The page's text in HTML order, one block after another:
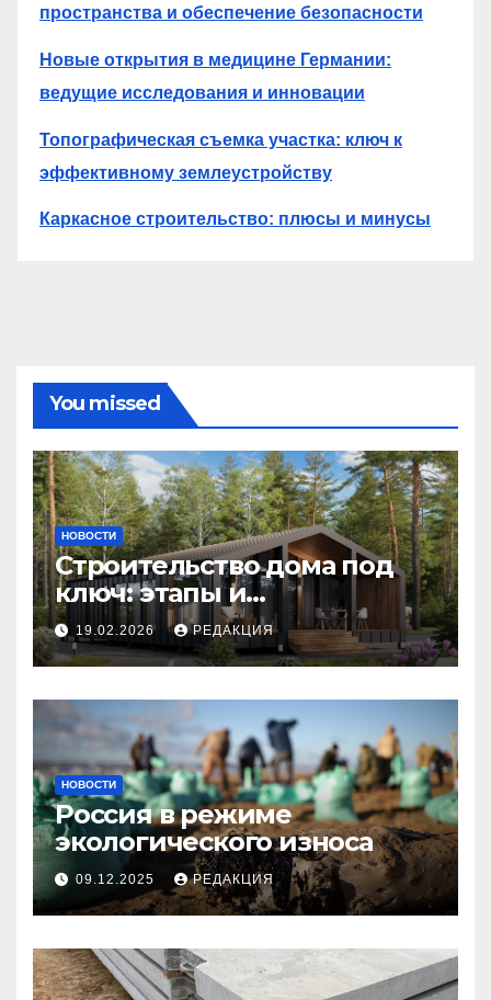
пространства и обеспечение безопасности
Новые открытия в медицине Германии:
ведущие исследования и инновации
Топографическая съемка участка: ключ к
эффективному землеустройству
Каркасное строительство: плюсы и минусы
You missed
НОВОСТИ
Строительство дома под
ключ: этапы и
планирование бюджета
19.02.2026 РЕДАКЦИЯ
НОВОСТИ
Россия в режиме
экологического износа
09.12.2025 РЕДАКЦИЯ